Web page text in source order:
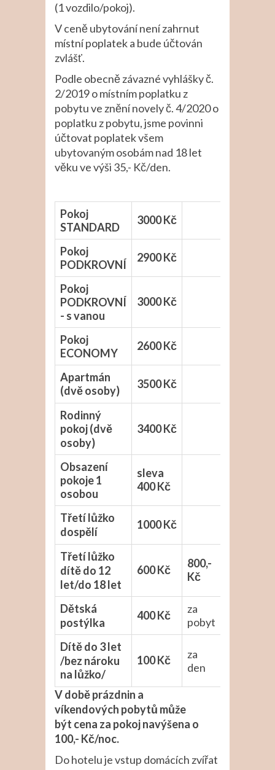
(1 vozdilo/pokoj).
V ceně ubytování není zahrnut
místní poplatek a bude účtován
zvlášť.
Podle obecně závazné vyhlášky č.
2/2019 o místním poplatku z
pobytu ve znění novely č. 4/2020 o
poplatku z pobytu, jsme povinni
účtovat poplatek všem
ubytovaným osobám nad 18 let
věku ve výši 35,- Kč/den.
Pokoj
STANDARD
3000 Kč
Pokoj
PODKROVNÍ
2900 Kč
Pokoj
PODKROVNÍ
- s vanou
3000 Kč
Pokoj
ECONOMY
2600 Kč
Apartmán
(dvě osoby)
3500 Kč
Rodinný
pokoj (dvě
osoby)
3400 Kč
Obsazení
pokoje 1
osobou
sleva
400 Kč
Třetí lůžko
dospělí
1000 Kč
Třetí lůžko
dítě do 12
let/do 18 let
600 Kč
800,-
Kč
Dětská
postýlka
400 Kč
za
pobyt
Dítě do 3 let
/bez nároku
na lůžko/
100 Kč
za
den
V době prázdnin a
víkendových pobytů může
být cena za pokoj navýšena o
100,- Kč/noc.
Do hotelu je vstup domácích zvířat